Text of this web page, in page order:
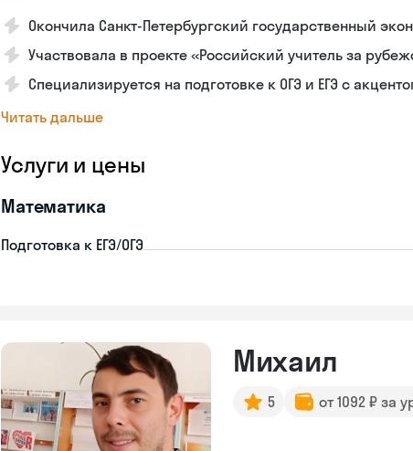
Окончила Санкт-Петербургский государственный
Участвовала в проекте «Российский учитель за
Специализируется на подготовке к ОГЭ и ЕГЭ с
Читать дальше
Услуги и цены
Математика
Подготовка к ЕГЭ/ОГЭ
Михаил
5 от 1092 ₽ за